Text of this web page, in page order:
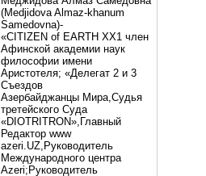
(Medjidova Almaz-khanum
Samedovna)-
«CITIZEN of EARTH XX1 член
Афинской академии наук
философии имени
Аристотеля; «Делегат 2 и 3
Съездов
Азербайджанцы Мира,Судья
третейского Суда
«DIOTRITRON»,Главный
Редактор www
azeri.UZ,Руководитель
Международного центра
Аzeri;Руководитель